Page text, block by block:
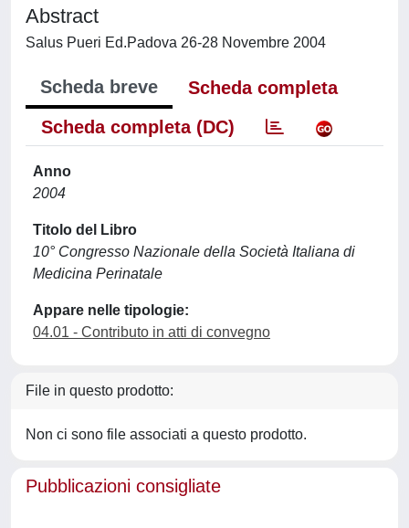
Abstract
Salus Pueri Ed.Padova 26-28 Novembre 2004
Scheda breve
Scheda completa
Scheda completa (DC)
Anno
2004
Titolo del Libro
10° Congresso Nazionale della Società Italiana di
Medicina Perinatale
Appare nelle tipologie:
04.01 - Contributo in atti di convegno
File in questo prodotto:
Non ci sono file associati a questo prodotto.
Pubblicazioni consigliate